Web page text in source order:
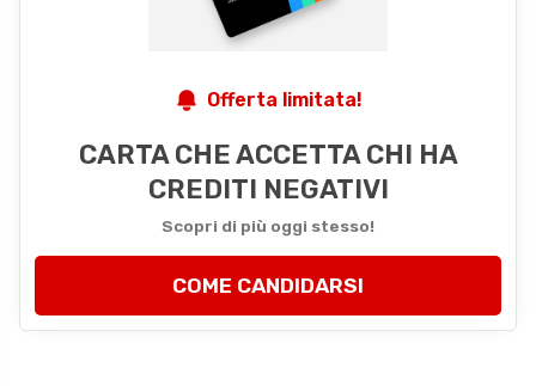
Offerta limitata!
CARTA CHE ACCETTA CHI HA
CREDITI NEGATIVI
Scopri di più oggi stesso!
COME CANDIDARSI